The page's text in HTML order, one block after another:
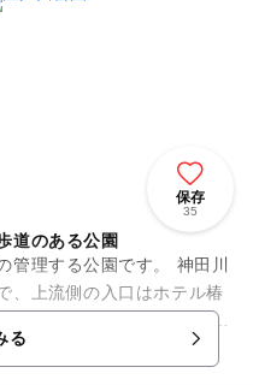
保存
35
道のある公園
管理する公園です。 神田川
、上流側の入口はホテル椿
戸川橋駅まで続きます。 ソ
る